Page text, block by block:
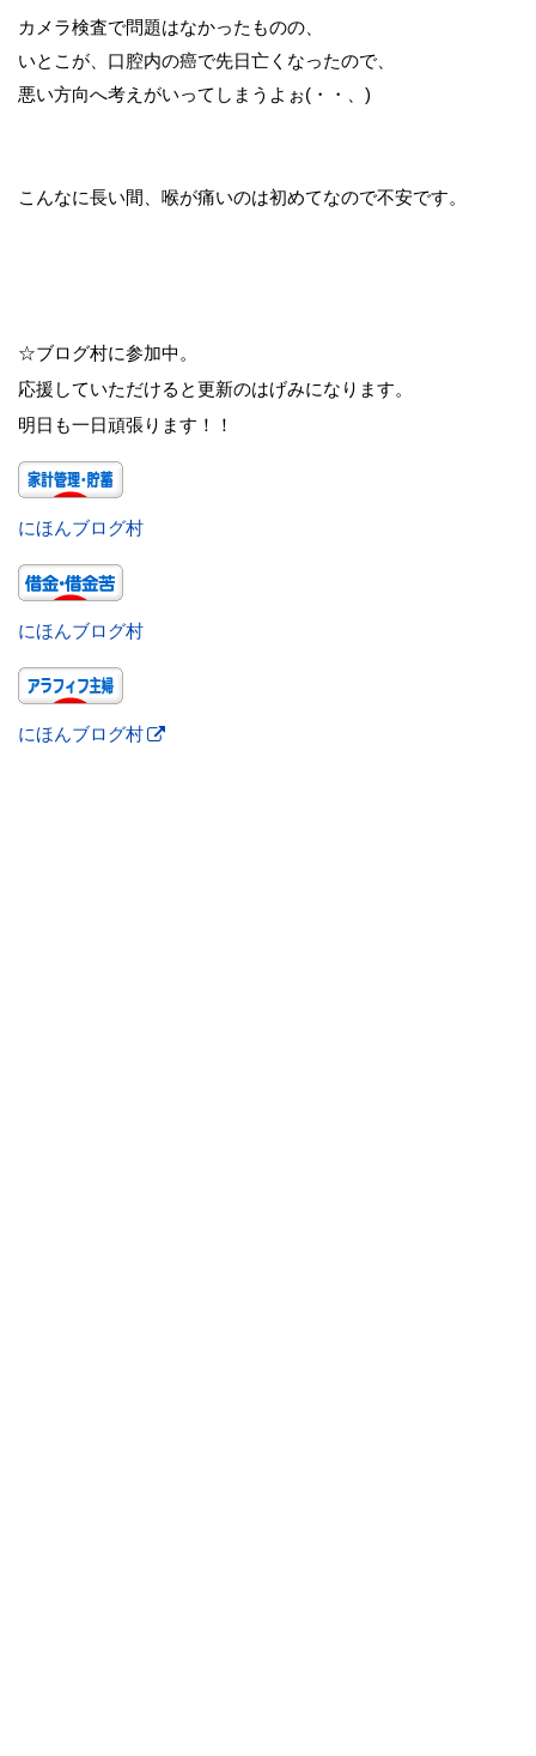
カメラ検査で問題はなかったものの、
いとこが、口腔内の癌で先日亡くなったので、
悪い方向へ考えがいってしまうよぉ(・・、)
こんなに長い間、喉が痛いのは初めてなので不安です。
☆ブログ村に参加中。
応援していただけると更新のはげみになります。
明日も一日頑張ります！！
にほんブログ村
にほんブログ村
にほんブログ村